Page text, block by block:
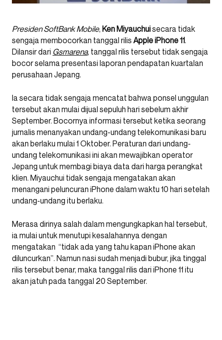
Presiden SoftBank Mobile, Ken Miyauchuisecara tidak
sengaja membocorkan tanggal rilis AppleiPhone 11.
Dilansir dari Gsmarena, tanggal rilis tersebut tidak sengaja
bocor selama presentasi laporan pendapatan kuartalan
perusahaan Jepang.
Ia secara tidak sengaja mencatat bahwa ponsel unggulan
tersebut akan mulai dijual sepuluh hari sebelum akhir
September. Bocornya informasi tersebut ketika seorang
jurnalis menanyakan undang-undang telekomunikasi baru
akan berlaku mulai 1 Oktober. Peraturan dari undang-
undang telekomunikasi ini akan mewajibkan operator
Jepang untuk membagi biaya data dari harga perangkat
klien. Miyauchui tidak sengaja mengatakan akan
menangani peluncuran iPhone dalam waktu 10 hari setelah
undang-undang itu berlaku.
Merasa dirinya salah dalam mengungkapkan hal tersebut,
ia mulai untuk menutupi kesalahannya dengan
mengatakan “tidak ada yang tahu kapan iPhone akan
diluncurkan”. Namun nasi sudah menjadi bubur, jika tinggal
rilis tersebut benar, maka tanggal rilis dari iPhone 11 itu
akan jatuh pada tanggal 20 September.